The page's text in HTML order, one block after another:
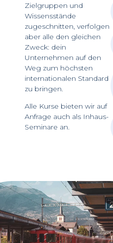
Zielgruppen und
Wissensstände
zugeschnitten, verfolgen
aber alle den gleichen
Zweck: dein
Unternehmen auf den
Weg zum höchsten
internationalen Standard
zu bringen.
Alle Kurse bieten wir auf
Anfrage auch als Inhaus-
Seminare an.